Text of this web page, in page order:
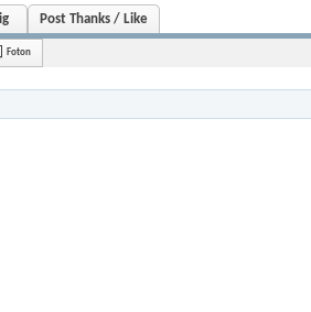
Post Thanks / Like
Foton